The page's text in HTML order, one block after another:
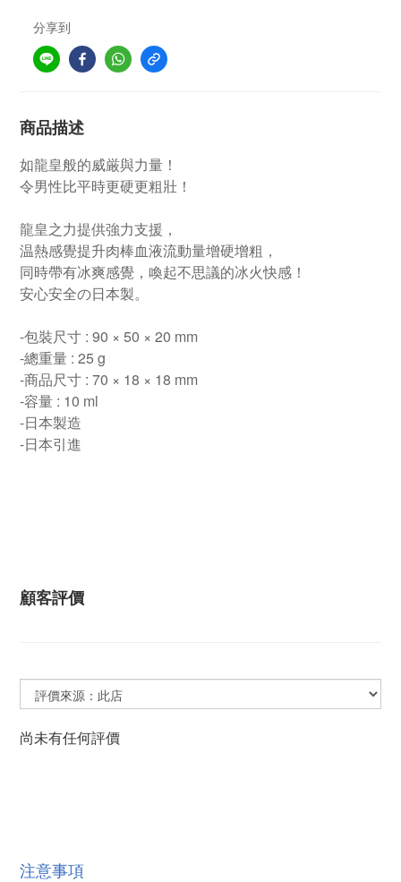
分享到
商品描述
如龍皇般的威厳與力量！
令男性比平時更硬更粗壯！
龍皇之力提供強力支援，
温熱感覺提升肉棒血液流動量增硬增粗，
同時帶有冰爽感覺，喚起不思議的冰火快感！
安心安全の日本製。
-包裝尺寸 : 90 × 50 × 20 mm
-總重量 : 25 g
-商品尺寸 : 70 × 18 × 18 mm
-容量 : 10 ml
-日本製造
-日本引進
顧客評價
尚未有任何評價
注意事項